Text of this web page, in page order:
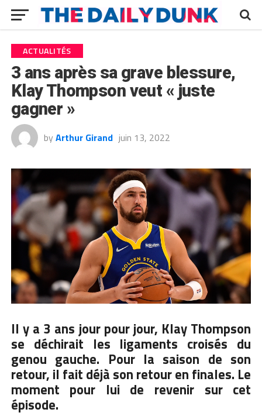
ACTUALITÉS
3 ans après sa grave blessure,
Klay Thompson veut « juste
gagner »
by Arthur Girand juin 13, 2022
Il y a 3 ans jour pour jour, Klay Thompson
se déchirait les ligaments croisés du
genou gauche. Pour la saison de son
retour, il fait déjà son retour en finales. Le
moment pour lui de revenir sur cet
épisode.